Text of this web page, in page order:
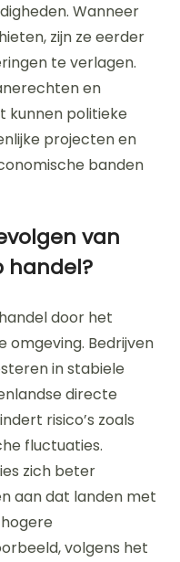
Wanneer
zijn ze eerder
te verlagen.
en
kunnen politieke
projecten en
banden
van
handel?
door het
Bedrijven
in stabiele
directe
risico’s zoals
fluctuaties.
zich beter
aan dat landen met
volgens het